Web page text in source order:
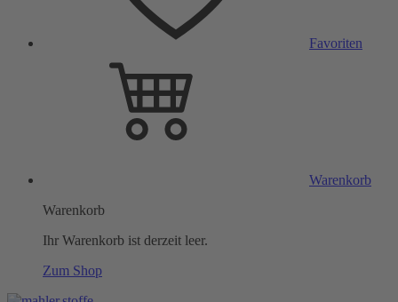
Favoriten
Warenkorb
Warenkorb
Ihr Warenkorb ist derzeit leer.
Zum Shop